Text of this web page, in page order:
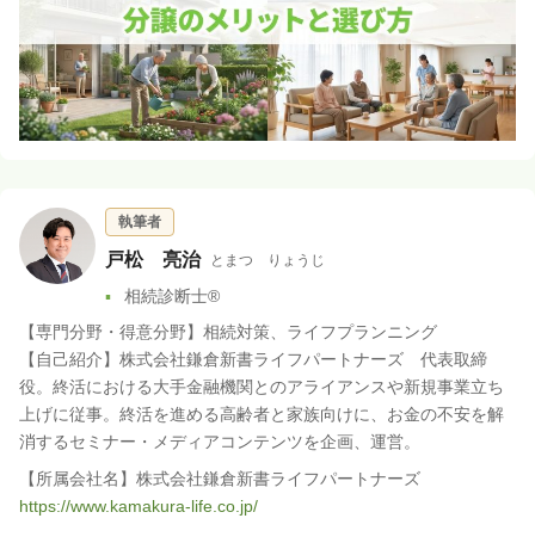
執筆者
戸松 亮治 とまつ りょうじ
相続診断士®
【専門分野・得意分野】相続対策、ライフプランニング
【自己紹介】株式会社鎌倉新書ライフパートナーズ 代表取締
役。終活における大手金融機関とのアライアンスや新規事業立ち
上げに従事。終活を進める高齢者と家族向けに、お金の不安を解
消するセミナー・メディアコンテンツを企画、運営。
【所属会社名】株式会社鎌倉新書ライフパートナーズ
https://www.kamakura-life.co.jp/